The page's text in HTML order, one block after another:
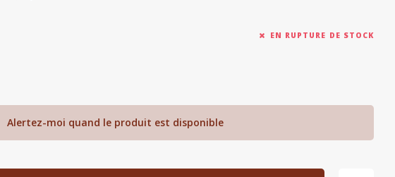
EN RUPTURE DE STOCK
Alertez-moi quand le produit est disponible